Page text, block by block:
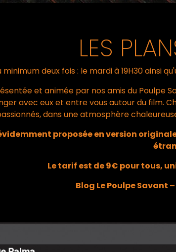
LES
deux fois : le mardi à 19H30 ainsi
et animée par nos amis du Poulpe
avec eux et entre vous autour du film.
dans une atmosphère
proposée en version
Le tarif est de 9€ pour tous,
Blog Le Poulpe Savant